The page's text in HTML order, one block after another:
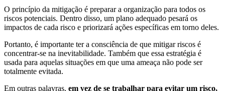
O princípio da mitigação é preparar a organização para todos os
riscos potenciais. Dentro disso, um plano adequado pesará os
impactos de cada risco e priorizará ações específicas em torno deles.
Portanto, é importante ter a consciência de que mitigar riscos é
concentrar-se na inevitabilidade. Também que essa estratégia é
usada para aquelas situações em que uma ameaça não pode ser
totalmente evitada.
Em outras palavras, em vez de se trabalhar para evitar um risco,